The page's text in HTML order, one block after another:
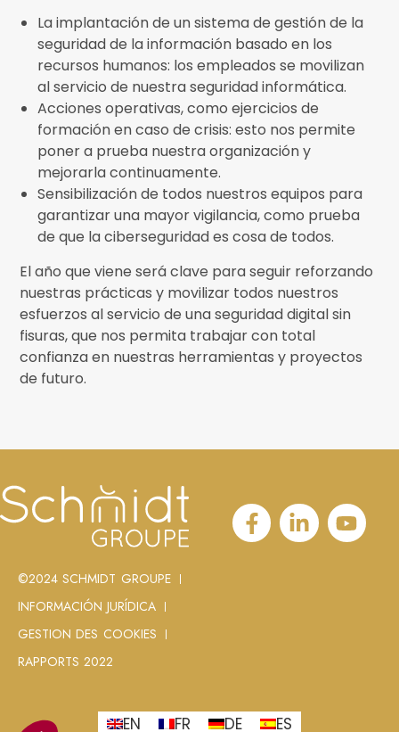
La implantación de un sistema de gestión de la
seguridad de la información basado en los
recursos humanos: los empleados se movilizan
al servicio de nuestra seguridad informática.
Acciones operativas, como ejercicios de
formación en caso de crisis: esto nos permite
poner a prueba nuestra organización y
mejorarla continuamente.
Sensibilización de todos nuestros equipos para
garantizar una mayor vigilancia, como prueba
de que la ciberseguridad es cosa de todos.
El año que viene será clave para seguir reforzando
nuestras prácticas y movilizar todos nuestros
esfuerzos al servicio de una seguridad digital sin
fisuras, que nos permita trabajar con total
confianza en nuestras herramientas y proyectos
de futuro.
©2024 SCHMIDT GROUPE
INFORMACIÓN JURÍDICA
GESTION DES COOKIES
RAPPORTS 2022
EN FR DE ES